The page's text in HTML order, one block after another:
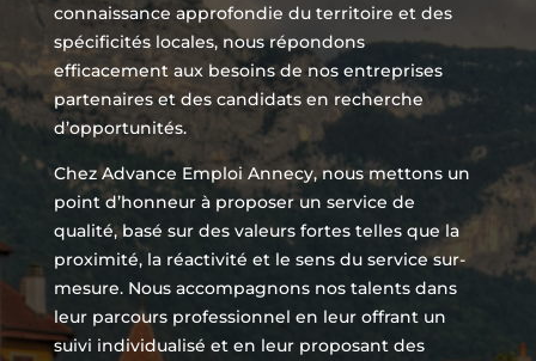
connaissance approfondie du territoire et des
spécificités locales, nous répondons
efficacement aux besoins de nos entreprises
partenaires et des candidats en recherche
d’opportunités.
Chez Advance Emploi Annecy, nous mettons un
point d’honneur à proposer un service de
qualité, basé sur des valeurs fortes telles que la
proximité, la réactivité et le sens du service sur-
mesure. Nous accompagnons nos talents dans
leur parcours professionnel en leur offrant un
suivi individualisé et en leur proposant des